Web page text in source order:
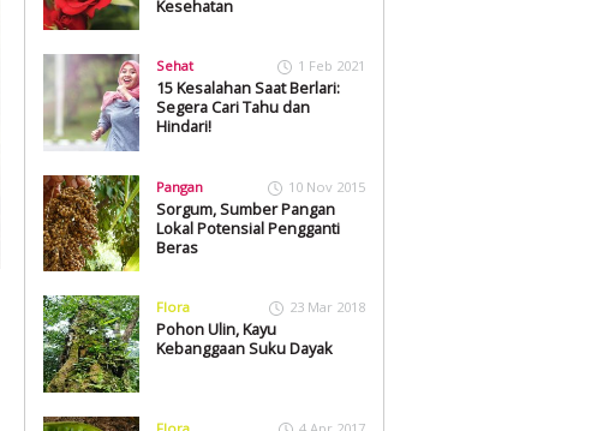
Kesehatan
Sehat 1 Feb 2021
15 Kesalahan Saat Berlari:
Segera Cari Tahu dan
Hindari!
Pangan 10 Nov 2015
Sorgum, Sumber Pangan
Lokal Potensial Pengganti
Beras
Flora 23 Mar 2018
Pohon Ulin, Kayu
Kebanggaan Suku Dayak